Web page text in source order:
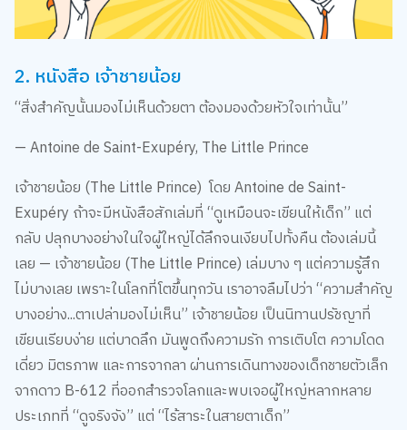
2. หนังสือ เจ้าชายน้อย
“สิ่งสำคัญนั้นมองไม่เห็นด้วยตา ต้องมองด้วยหัวใจเท่านั้น”
— Antoine de Saint-Exupéry, The Little Prince
เจ้าชายน้อย (The Little Prince) โดย Antoine de Saint-
Exupéry ถ้าจะมีหนังสือสักเล่มที่ “ดูเหมือนจะเขียนให้เด็ก” แต่
กลับ ปลุกบางอย่างในใจผู้ใหญ่ได้ลึกจนเงียบไปทั้งคืน ต้องเล่มนี้
เลย — เจ้าชายน้อย (The Little Prince) เล่มบาง ๆ แต่ความรู้สึก
ไม่บางเลย เพราะในโลกที่โตขึ้นทุกวัน เราอาจลืมไปว่า “ความสำคัญ
บางอย่าง...ตาเปล่ามองไม่เห็น” เจ้าชายน้อย เป็นนิทานปรัชญาที่
เขียนเรียบง่าย แต่บาดลึก มันพูดถึงความรัก การเติบโต ความโดด
เดี่ยว มิตรภาพ และการจากลา ผ่านการเดินทางของเด็กชายตัวเล็ก
จากดาว B-612 ที่ออกสำรวจโลกและพบเจอผู้ใหญ่หลากหลาย
ประเภทที่ “ดูจริงจัง” แต่ “ไร้สาระในสายตาเด็ก”